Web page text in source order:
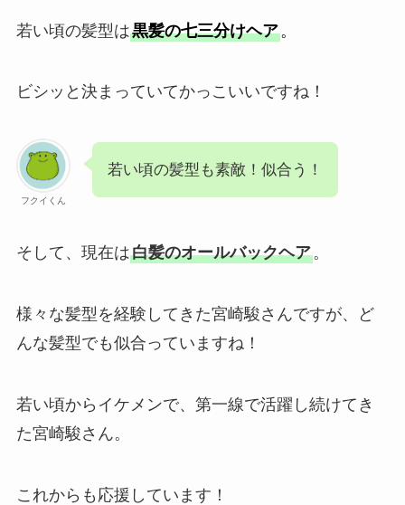
若い頃の髪型は黒髪の七三分けヘア。
ビシッと決まっていてかっこいいですね！
フクイくん
若い頃の髪型も素敵！似合う！
そして、現在は白髪のオールバックヘア。
様々な髪型を経験してきた宮崎駿さんですが、ど
んな髪型でも似合っていますね！
若い頃からイケメンで、第一線で活躍し続けてき
た宮崎駿さん。
これからも応援しています！